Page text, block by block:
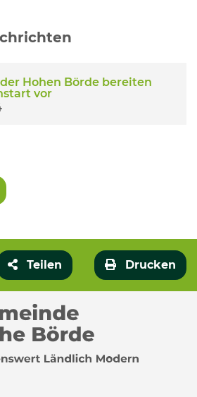
Hohen Börde bereiten
vor
Teilen Drucken